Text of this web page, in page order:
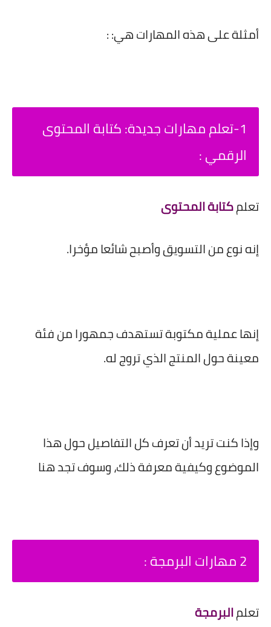
أمثلة على هذه المهارات هي: :
1-تعلم مهارات جديدة: كتابة المحتوى
الرقمي :
تعلمكتابة المحتوى
إنه نوع من التسويق وأصبح شائعا مؤخرا.
إنها عملية مكتوبة تستهدف جمهورا من فئة
معينة حول المنتج الذي تروج له.
وإذا كنت تريد أن تعرف كل التفاصيل حول هذا
الموضوع وكيفية معرفة ذلك، وسوف تجد هنا
2 مهارات البرمجة :
تعلمالبرمجة